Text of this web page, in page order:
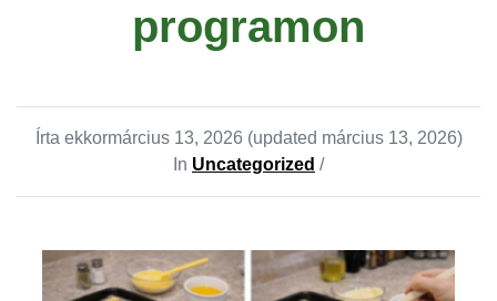
programon
Írta ekkormárcius 13, 2026 (updated március 13, 2026)
In Uncategorized /